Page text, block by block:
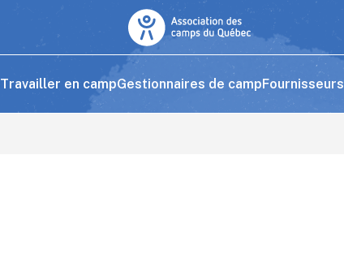
Travailler en campGestionnaires de campFournisseurs